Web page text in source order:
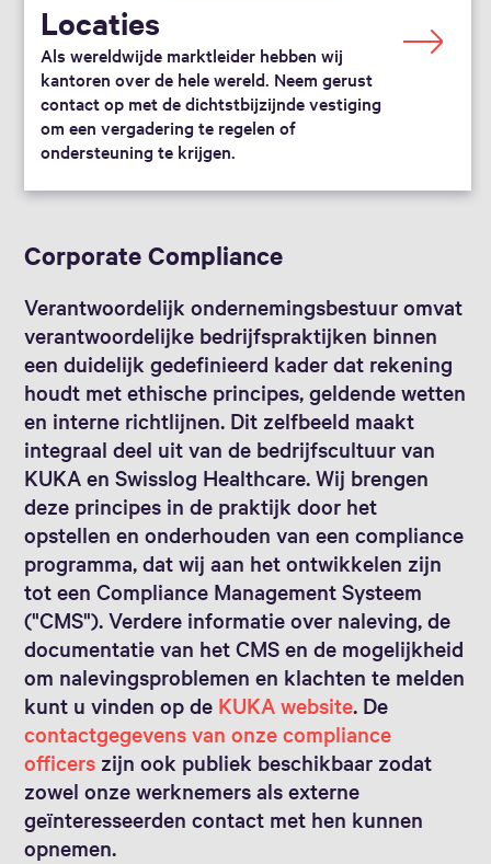
Locaties
Als wereldwijde marktleider hebben wij
kantoren over de hele wereld. Neem gerust
contact op met de dichtstbijzijnde vestiging
om een vergadering te regelen of
ondersteuning te krijgen.
Corporate Compliance
Verantwoordelijk ondernemingsbestuur omvat
verantwoordelijke bedrijfspraktijken binnen
een duidelijk gedefinieerd kader dat rekening
houdt met ethische principes, geldende wetten
en interne richtlijnen. Dit zelfbeeld maakt
integraal deel uit van de bedrijfscultuur van
KUKA en Swisslog Healthcare. Wij brengen
deze principes in de praktijk door het
opstellen en onderhouden van een compliance
programma, dat wij aan het ontwikkelen zijn
tot een Compliance Management Systeem
("CMS"). Verdere informatie over naleving, de
documentatie van het CMS en de mogelijkheid
om nalevingsproblemen en klachten te melden
kunt u vinden op de KUKA website. De
contactgegevens van onze compliance
officers zijn ook publiek beschikbaar zodat
zowel onze werknemers als externe
geïnteresseerden contact met hen kunnen
opnemen.